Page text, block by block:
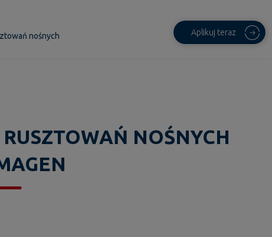
Aplikuj teraz
nośnych
NOŚNYCH